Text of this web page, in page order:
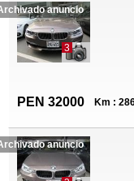
anuncio
3
PEN 32000 Km :
anuncio